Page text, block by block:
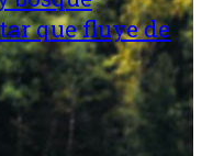
que fluye de